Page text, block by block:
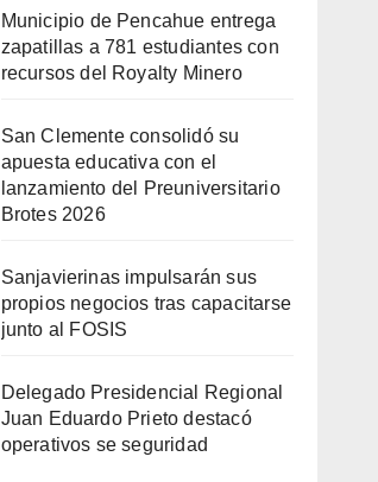
Municipio de Pencahue entrega
zapatillas a 781 estudiantes con
recursos del Royalty Minero
San Clemente consolidó su
apuesta educativa con el
lanzamiento del Preuniversitario
Brotes 2026
Sanjavierinas impulsarán sus
propios negocios tras capacitarse
junto al FOSIS
Delegado Presidencial Regional
Juan Eduardo Prieto destacó
operativos se seguridad